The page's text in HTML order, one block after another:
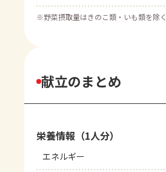
※野菜摂取量はきのこ類・いも類を除く
献立のまとめ
栄養情報（1人分）
エネルギー